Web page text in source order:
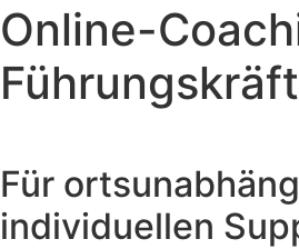
Online-
Für
individuellen